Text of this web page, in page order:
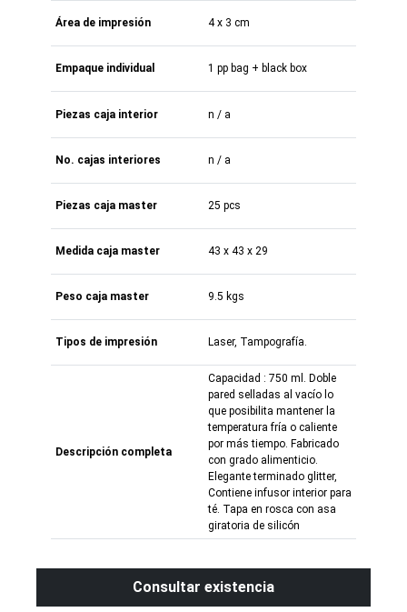
Área de impresión 4 x 3 cm
Empaque individual 1 pp bag + black box
Piezas caja interior n / a
No. cajas interiores n / a
Piezas caja master 25 pcs
Medida caja master 43 x 43 x 29
Peso caja master 9.5 kgs
Tipos de impresión Laser, Tampografía.
Descripción completa
Capacidad : 750 ml. Doble
pared selladas al vacío lo
que posibilita mantener la
temperatura fría o caliente
por más tiempo. Fabricado
con grado alimenticio.
Elegante terminado glitter,
Contiene infusor interior para
té. Tapa en rosca con asa
giratoria de silicón
Consultar existencia